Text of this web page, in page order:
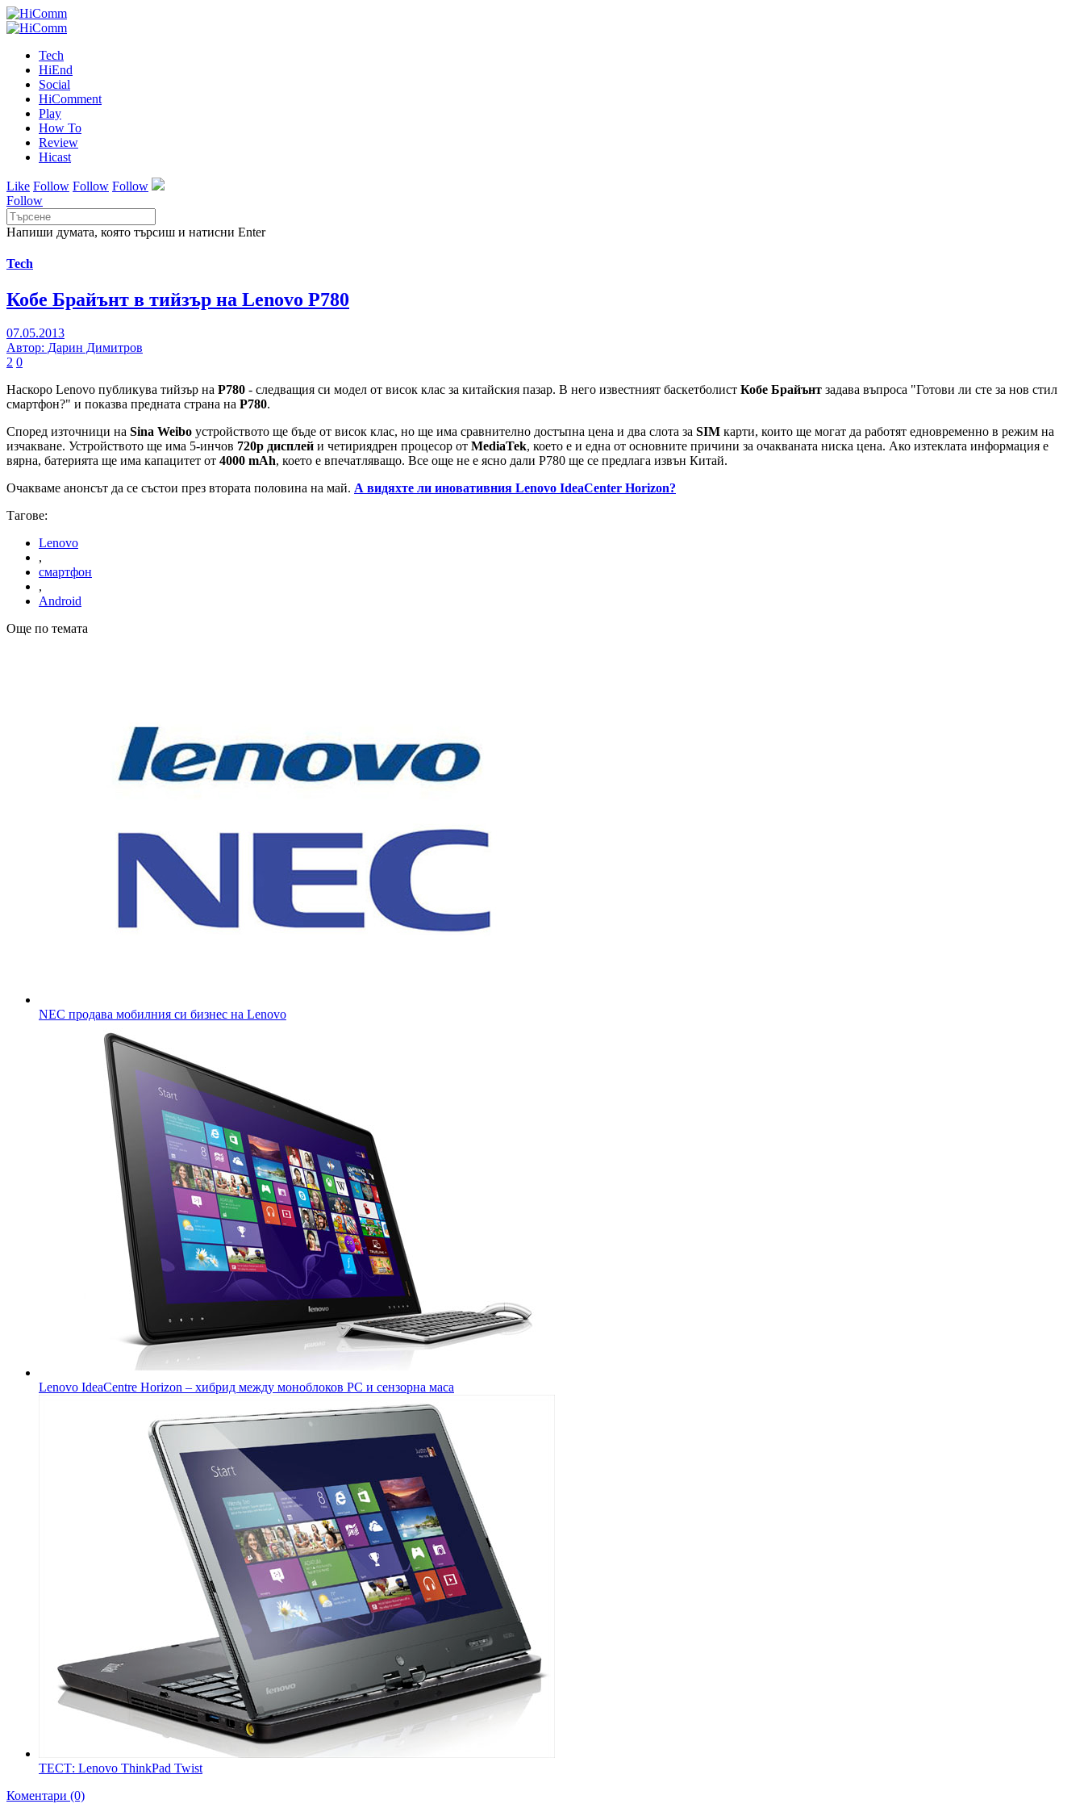
Tech
HiEnd
Social
HiComment
Play
How To
Review
Hicast
Like Follow Follow Follow
Follow
Напиши думата, която търсиш и натисни Enter
Tech
Кобе Брайънт в тийзър на Lenovo P780
07.05.2013
Автор: Дарин Димитров
2 0
Наскоро Lenovo публикува тийзър на P780 - следващия си модел от висок клас за китайския пазар. В него известният баскетболист Кобе Брайънт задава въпроса "Готови ли сте за нов стил
смартфон?" и показва предната страна на P780.
Според източници на Sina Weibo устройството ще бъде от висок клас, но ще има сравнително достъпна цена и два слота за SIM карти, които ще могат да работят едновременно в режим на
изчакване. Устройството ще има 5-инчов 720p дисплей и четириядрен процесор от MediaTek, което е и една от основните причини за очакваната ниска цена. Ако изтеклата информация е
вярна, батерията ще има капацитет от 4000 mAh, което е впечатляващо. Все още не е ясно дали P780 ще се предлага извън Китай.
Очакваме анонсът да се състои през втората половина на май. А видяхте ли иновативния Lenovo IdeaCenter Horizon?
Тагове:
Lenovo
,
смартфон
,
Android
Още по темата
NEC продава мобилния си бизнес на Lenovo
Lenovo IdeaCentre Horizon – хибрид между моноблоков PC и сензорна маса
ТЕСТ: Lenovo ThinkPad Twist
Коментари (0)